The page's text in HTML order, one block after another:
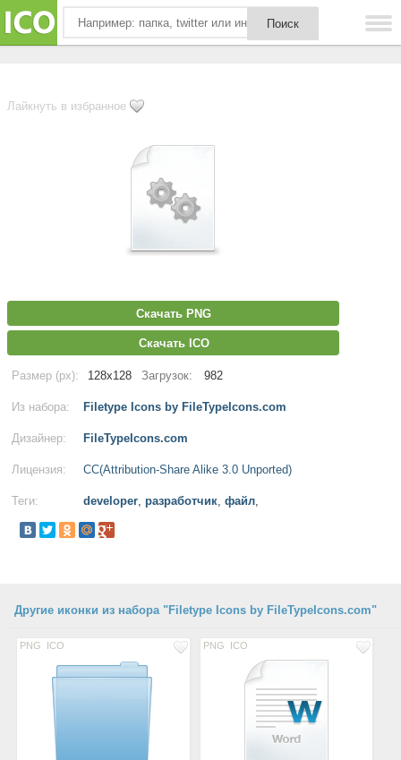
Лайкнуть в избранное
Скачать PNG
Скачать ICO
Размер (px): 128x128 Загрузок: 982
Из набора: Filetype Icons by FileTypeIcons.com
Дизайнер: FileTypeIcons.com
Лицензия: CC(Attribution-Share Alike 3.0 Unported)
Теги: developer, разработчик, файл,
Другие иконки из набора "Filetype Icons by FileTypeIcons.com"
PNG ICO PNG ICO